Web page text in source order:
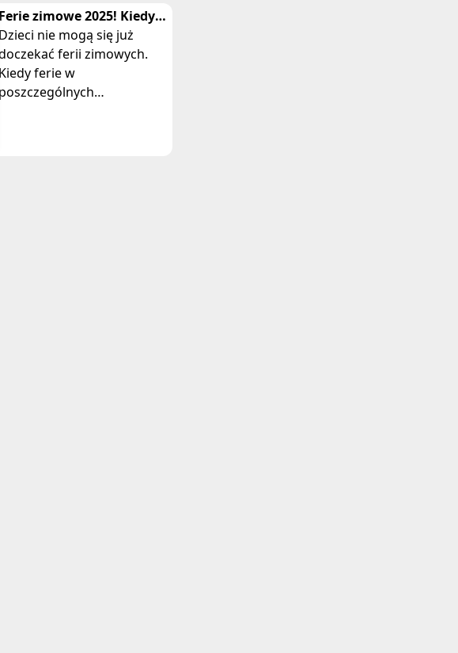
zimowe 2025! Kiedy
ferie? Gdzie na
nie mogą się już
ferii zimowych.
ferie w